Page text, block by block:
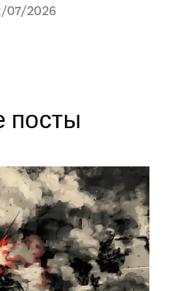
07/2026
посты